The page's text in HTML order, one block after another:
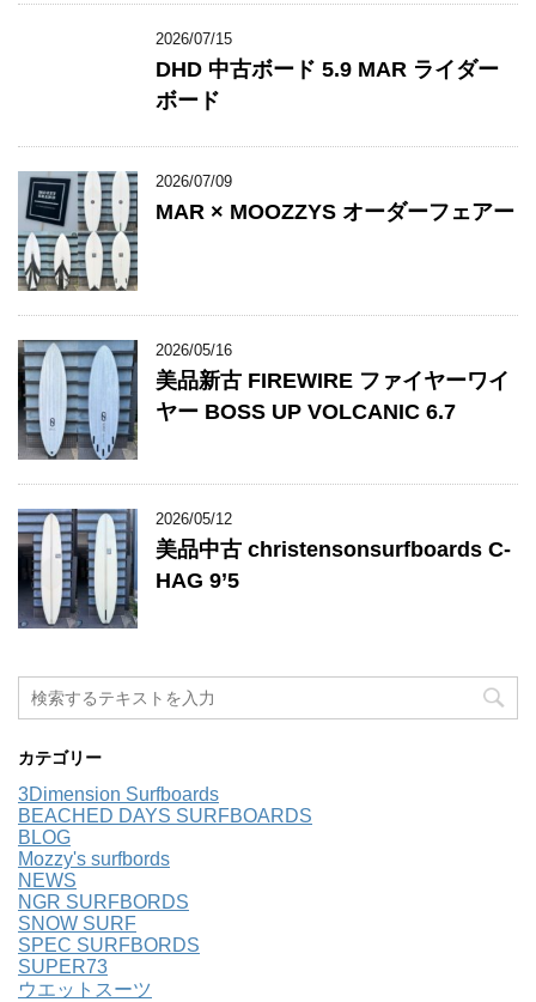
2026/07/15
DHD 中古ボード 5.9 MAR ライダー
ボード
2026/07/09
MAR × MOOZZYS オーダーフェアー
2026/05/16
美品新古 FIREWIRE ファイヤーワイ
ヤー BOSS UP VOLCANIC 6.7
2026/05/12
美品中古 christensonsurfboards C-
HAG 9’5
カテゴリー
3Dimension Surfboards
BEACHED DAYS SURFBOARDS
BLOG
Mozzy's surfbords
NEWS
NGR SURFBORDS
SNOW SURF
SPEC SURFBORDS
SUPER73
ウエットスーツ